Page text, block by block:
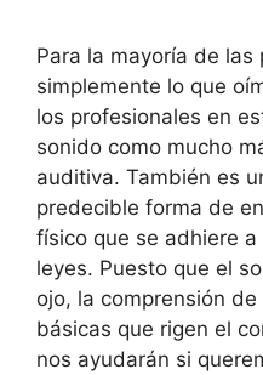
Para la mayoría de las
simplemente lo que
los profesionales en
sonido como mucho
auditiva. También es
predecible forma de
físico que se adhiere
leyes. Puesto que el
ojo, la comprensión
básicas que rigen el
nos ayudarán si